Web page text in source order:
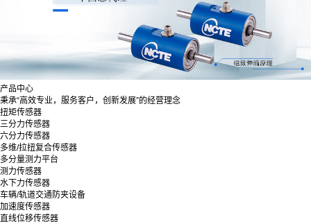
产品中心
秉承“高效专业，服务客户，创新发展”的经营理念
扭矩传感器
三分力传感器
六分力传感器
多维/拉扭复合传感器
多分量测力平台
测力传感器
水下力传感器
车辆/轨道交通防夹设备
加速度传感器
直线位移传感器